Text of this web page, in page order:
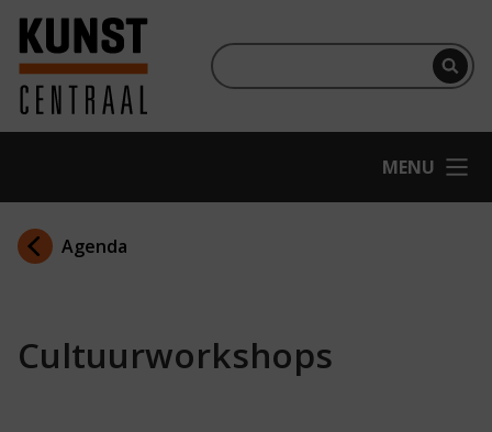
Ga naar hoofdinhoud
Terug naar homepage
OPEN
MENU
Agenda
Cultuurworkshops